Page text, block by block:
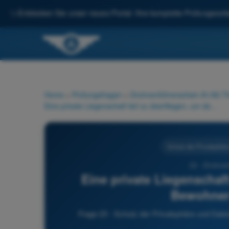
Entdecken Sie unser neues Portal: Ihre komplette
Home Prüfungsfragen Drohnenführerschein A1/A3
Eine private
Frage 23 - Schutz der Privatsphäre und